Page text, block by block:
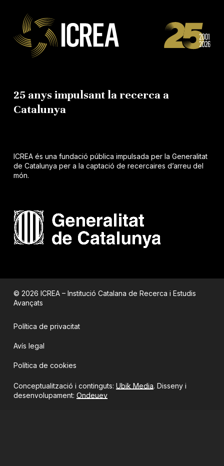
25 anys impulsant la recerca a
Catalunya
ICREA és una fundació pública impulsada per la Generalitat
de Catalunya per a la captació de recercaires d’arreu del
món.
© 2026 ICREA – Institució Catalana de Recerca i Estudis
Avançats
Política de privacitat
Avís legal
Política de cookies
Conceptualització i continguts: Ubik Media. Disseny i
desenvolupament: Ondeuev